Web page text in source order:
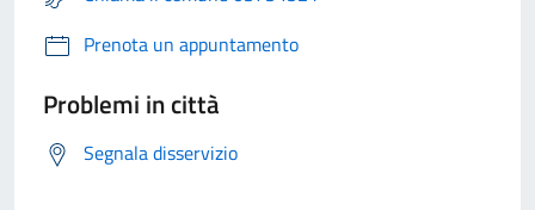
Prenota un appuntamento
Problemi in città
Segnala disservizio